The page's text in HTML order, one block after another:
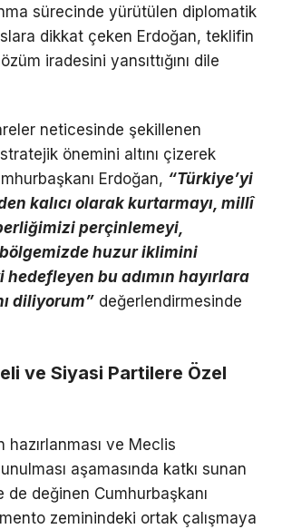
sürecinde yürütülen diplomatik
dikkat çeken Erdoğan, teklifin
iradesini yansıttığını dile
neticesinde şekillenen
önemini altını çizerek
Erdoğan, “Türkiye’yi
kalıcı olarak kurtarmayı, millî
perçinlemeyi,
huzur iklimini
bu adımın hayırlara
diliyorum” değerlendirmesinde
ve Siyasi Partilere Özel
hazırlanması ve Meclis
aşamasında katkı sunan
değinen Cumhurbaşkanı
zeminindeki ortak çalışmaya